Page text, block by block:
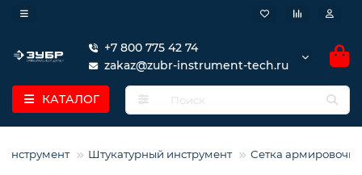
+7 800 775 42 74
zakaz@zubr-instrument-tech.ru
КАТАЛОГ
Штукатурный инструмент Сетка